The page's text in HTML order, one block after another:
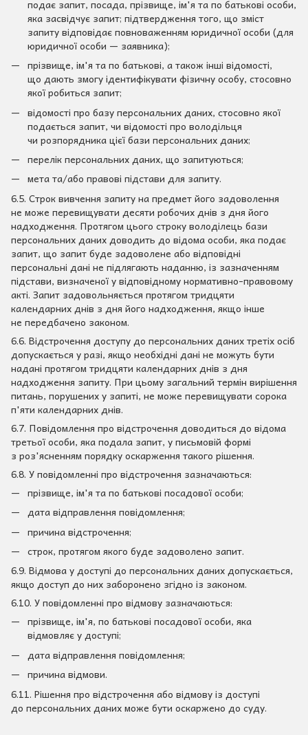
подає запит, посада, прізвище, ім'я та по батькові особи,
яка засвідчує запит; підтвердження того, що зміст
запиту відповідає повноваженням юридичної особи (для
юридичної особи — заявника);
прізвище, ім'я та по батькові, а також інші відомості,
що дають змогу ідентифікувати фізичну особу, стосовно
якої робиться запит;
відомості про базу персональних даних, стосовно якої
подається запит, чи відомості про володільця
чи розпорядника цієї бази персональних даних;
перелік персональних даних, що запитуються;
мета та/або правові підстави для запиту.
6.5. Строк вивчення запиту на предмет його задоволення
не може перевищувати десяти робочих днів з дня його
надходження. Протягом цього строку володілець бази
персональних даних доводить до відома особи, яка подає
запит, що запит буде задоволене або відповідні
персональні дані не підлягають наданню, із зазначенням
підстави, визначеної у відповідному нормативно-правовому
акті. Запит задовольняється протягом тридцяти
календарних днів з дня його надходження, якщо інше
не передбачено законом.
6.6. Відстрочення доступу до персональних даних третіх осіб
допускається у разі, якщо необхідні дані не можуть бути
надані протягом тридцяти календарних днів з дня
надходження запиту. При цьому загальний термін вирішення
питань, порушених у запиті, не може перевищувати сорока
п'яти календарних днів.
6.7. Повідомлення про відстрочення доводиться до відома
третьої особи, яка подала запит, у письмовій формі
з роз'ясненням порядку оскарження такого рішення.
6.8. У повідомленні про відстрочення зазначаються:
прізвище, ім'я та по батькові посадової особи;
дата відправлення повідомлення;
причина відстрочення;
строк, протягом якого буде задоволено запит.
6.9. Відмова у доступі до персональних даних допускається,
якщо доступ до них заборонено згідно із законом.
6.10. У повідомленні про відмову зазначаються:
прізвище, ім'я, по батькові посадової особи, яка
відмовляє у доступі;
дата відправлення повідомлення;
причина відмови.
6.11. Рішення про відстрочення або відмову із доступі
до персональних даних може бути оскаржено до суду.